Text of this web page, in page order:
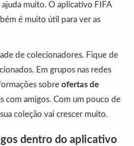
ajuda muito. O aplicativo FIFA
é muito útil para ver as
de colecionadores. Fique de
Em grupos nas redes
sobre ofertas de
com amigos. Com um pouco de
coleção vai crescer muito.
dentro do aplicativo